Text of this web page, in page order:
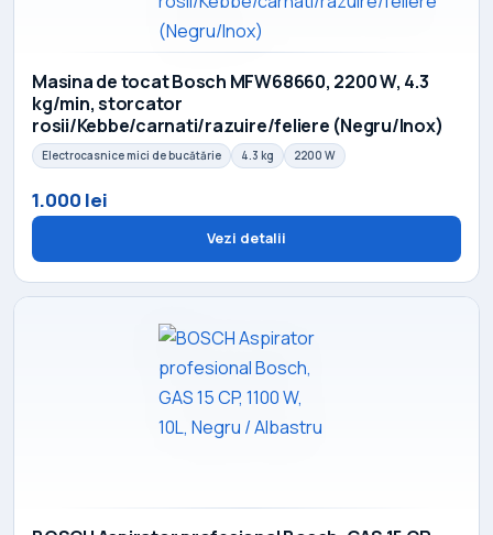
Masina de tocat Bosch MFW68660, 2200 W, 4.3
kg/min, storcator
rosii/Kebbe/carnati/razuire/feliere (Negru/Inox)
Electrocasnice mici de bucătărie 4.3 kg 2200 W
1.000 lei
Vezi detalii